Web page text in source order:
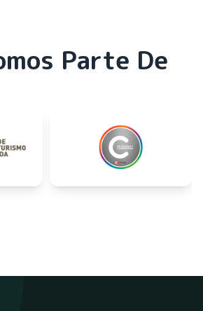
Parte De